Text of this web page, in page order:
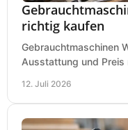
richtig kaufen
Gebrauchtmaschinen
Ausstattung und
12. Juli 2026